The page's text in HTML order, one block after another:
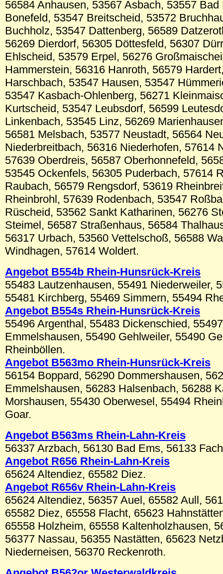
56584 Anhausen, 53567 Asbach, 53557
Bonefeld, 53547 Breitscheid, 53572
Buchholz, 53547 Dattenberg, 56589
56269 Dierdorf, 56305 Döttesfeld, 56307
Ehlscheid, 53579 Erpel, 56276
Hammerstein, 56316 Hanroth, 56579
Harschbach, 53547 Hausen, 53547
53547 Kasbach-Ohlenberg, 56271
Kurtscheid, 53547 Leubsdorf, 56599
Linkenbach, 53545 Linz, 56269
56581 Melsbach, 53577 Neustadt, 56564
Niederbreitbach, 56316 Niederhofen, 57614
57639 Oberdreis, 56587 Oberhonnefeld,
53545 Ockenfels, 56305 Puderbach, 57614
Raubach, 56579 Rengsdorf, 53619
Rheinbrohl, 57639 Rodenbach, 53547
Rüscheid, 53562 Sankt Katharinen, 56276
Steimel, 56587 Straßenhaus, 56584
56317 Urbach, 53560 Vettelschoß, 56588
Windhagen, 57614 Woldert.
Angebot B554b Rhein-Hunsrück-Kreis
55483 Lautzenhausen, 55491 Niederweiler,
55481 Kirchberg, 55469 Simmern, 55494
Angebot B554s Rhein-Hunsrück-Kreis
55496 Argenthal, 55483 Dickenschied,
Emmelshausen, 55490 Gehlweiler, 55490
Rheinböllen.
Angebot B563mo Rhein-Hunsrück-Kreis
56154 Boppard, 56290 Dommershausen,
Emmelshausen, 56283 Halsenbach, 56288
Morshausen, 55430 Oberwesel, 55494
Goar.
Angebot B563ms Rhein-Lahn-Kreis
56337 Arzbach, 56130 Bad Ems, 56133
Angebot R656 Rhein-Lahn-Kreis
65624 Altendiez, 65582 Diez.
Angebot R656v Rhein-Lahn-Kreis
65624 Altendiez, 56357 Auel, 65582 Aull,
65582 Diez, 65558 Flacht, 65623
65558 Holzheim, 65558 Kaltenholzhausen,
56377 Nassau, 56355 Nastätten, 65623
Niederneisen, 56370 Reckenroth.